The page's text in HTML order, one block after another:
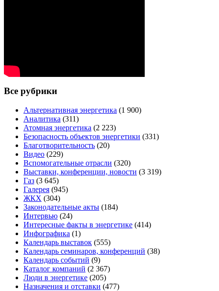
Все рубрики
Альтернативная энергетика (1 900)
Аналитика (311)
Атомная энергетика (2 223)
Безопасность объектов энергетики (331)
Благотворительность (20)
Видео (229)
Вспомогательные отрасли (320)
Выставки, конференции, новости (3 319)
Газ (3 645)
Галерея (945)
ЖКХ (304)
Законодательные акты (184)
Интервью (24)
Интересные факты в энергетике (414)
Инфографика (1)
Календарь выставок (555)
Календарь семинаров, конференций (38)
Календарь событий (9)
Каталог компаний (2 367)
Люди в энергетике (205)
Назначения и отставки (477)